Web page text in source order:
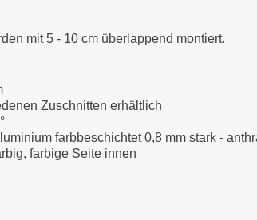
mit 5 - 10 cm überlappend montiert.
Zuschnitten erhältlich
farbbeschichtet 0,8 mm stark -
farbige Seite innen